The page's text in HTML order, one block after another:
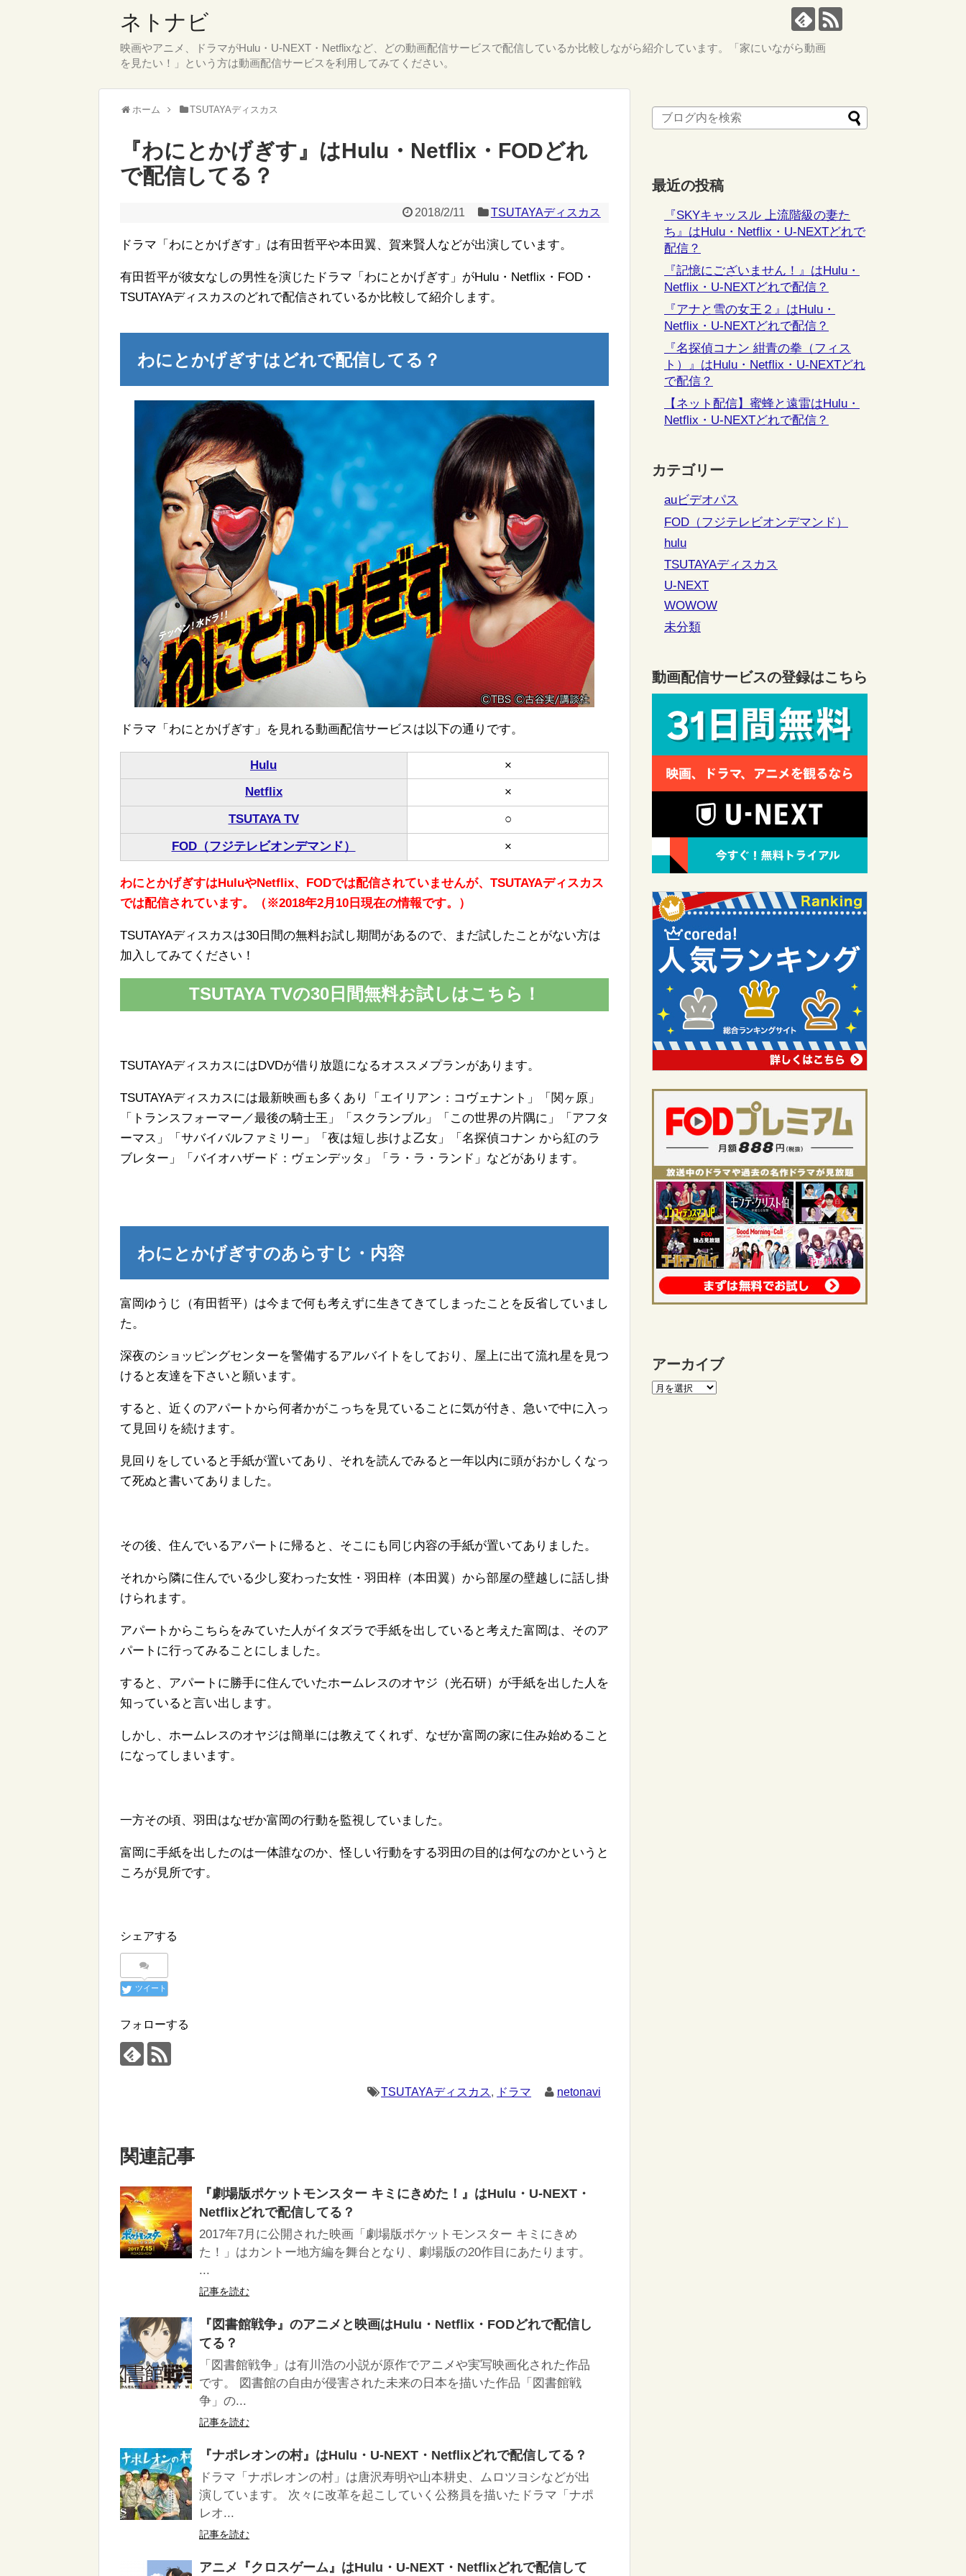
ネトナビ
映画やアニメ、ドラマがHulu・U-NEXT・Netflixなど、どの動画配信サービスで配信しているか比較しながら紹介しています。「家にいながら動画
を見たい！」という方は動画配信サービスを利用してみてください。
ホーム TSUTAYAディスカス
『わにとかげぎす』はHulu・Netflix・FODどれ
で配信してる？
2018/2/11 TSUTAYAディスカス
ドラマ「わにとかげぎす」は有田哲平や本田翼、賀来賢人などが出演しています。
有田哲平が彼女なしの男性を演じたドラマ「わにとかげぎす」がHulu・Netflix・FOD・
TSUTAYAディスカスのどれで配信されているか比較して紹介します。
わにとかげぎすはどれで配信してる？
ドラマ「わにとかげぎす」を見れる動画配信サービスは以下の通りです。
Hulu
×
Netflix
×
TSUTAYA TV
○
FOD（フジテレビオンデマンド）
×
わにとかげぎすはHuluやNetflix、FODでは配信されていませんが、TSUTAYAディスカス
では配信されています。（※2018年2月10日現在の情報です。）
TSUTAYAディスカスは30日間の無料お試し期間があるので、まだ試したことがない方は
加入してみてください！
TSUTAYA TVの30日間無料お試しはこちら！
TSUTAYAディスカスにはDVDが借り放題になるオススメプランがあります。
TSUTAYAディスカスには最新映画も多くあり「エイリアン：コヴェナント」「関ヶ原」
「トランスフォーマー／最後の騎士王」「スクランブル」「この世界の片隅に」「アフタ
ーマス」「サバイバルファミリー」「夜は短し歩けよ乙女」「名探偵コナン から紅のラ
ブレター」「バイオハザード：ヴェンデッタ」「ラ・ラ・ランド」などがあります。
わにとかげぎすのあらすじ・内容
富岡ゆうじ（有田哲平）は今まで何も考えずに生きてきてしまったことを反省していまし
た。
深夜のショッピングセンターを警備するアルバイトをしており、屋上に出て流れ星を見つ
けると友達を下さいと願います。
すると、近くのアパートから何者かがこっちを見ていることに気が付き、急いで中に入っ
て見回りを続けます。
見回りをしていると手紙が置いてあり、それを読んでみると一年以内に頭がおかしくなっ
て死ぬと書いてありました。
その後、住んでいるアパートに帰ると、そこにも同じ内容の手紙が置いてありました。
それから隣に住んでいる少し変わった女性・羽田梓（本田翼）から部屋の壁越しに話し掛
けられます。
アパートからこちらをみていた人がイタズラで手紙を出していると考えた富岡は、そのア
パートに行ってみることにしました。
すると、アパートに勝手に住んでいたホームレスのオヤジ（光石研）が手紙を出した人を
知っていると言い出します。
しかし、ホームレスのオヤジは簡単には教えてくれず、なぜか富岡の家に住み始めること
になってしまいます。
一方その頃、羽田はなぜか富岡の行動を監視していました。
富岡に手紙を出したのは一体誰なのか、怪しい行動をする羽田の目的は何なのかというと
ころが見所です。
シェアする
ツイート
フォローする
TSUTAYAディスカス, ドラマ netonavi
関連記事
『劇場版ポケットモンスター キミにきめた！』はHulu・U-NEXT・
Netflixどれで配信してる？
2017年7月に公開された映画「劇場版ポケットモンスター キミにきめ
た！」はカントー地方編を舞台となり、劇場版の20作目にあたります。
...
記事を読む
『図書館戦争』のアニメと映画はHulu・Netflix・FODどれで配信し
てる？
「図書館戦争」は有川浩の小説が原作でアニメや実写映画化された作品
です。 図書館の自由が侵害された未来の日本を描いた作品「図書館戦
争」の...
記事を読む
『ナポレオンの村』はHulu・U-NEXT・Netflixどれで配信してる？
ドラマ「ナポレオンの村」は唐沢寿明や山本耕史、ムロツヨシなどが出
演しています。 次々に改革を起こしていく公務員を描いたドラマ「ナポ
レオ...
記事を読む
アニメ『クロスゲーム』はHulu・U-NEXT・Netflixどれで配信して
最近の投稿
『SKYキャッスル 上流階級の妻た
ち』はHulu・Netflix・U-NEXTどれで
配信？
『記憶にございません！』はHulu・
Netflix・U-NEXTどれで配信？
『アナと雪の女王２』はHulu・
Netflix・U-NEXTどれで配信？
『名探偵コナン 紺青の拳（フィス
ト）』はHulu・Netflix・U-NEXTどれ
で配信？
【ネット配信】蜜蜂と遠雷はHulu・
Netflix・U-NEXTどれで配信？
カテゴリー
auビデオパス
FOD（フジテレビオンデマンド）
hulu
TSUTAYAディスカス
U-NEXT
WOWOW
未分類
動画配信サービスの登録はこちら
アーカイブ